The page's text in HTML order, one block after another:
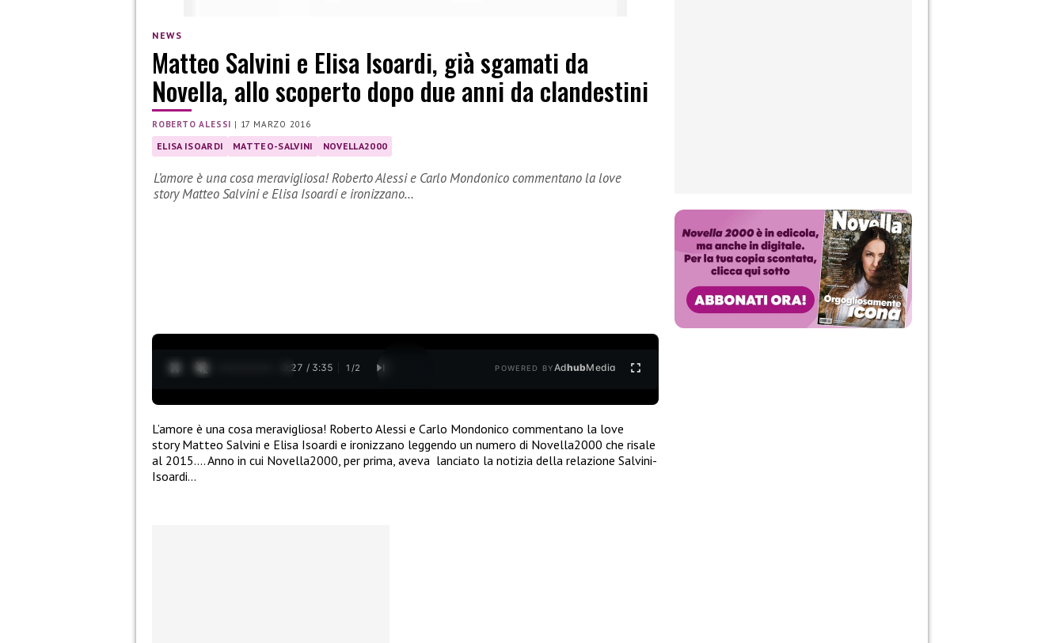
NEWS
Matteo Salvini e Elisa Isoardi, già sgamati da
Novella, allo scoperto dopo due anni da clandestini
ROBERTO ALESSI | 17 MARZO 2016
ELISA ISOARDI MATTEO-SALVINI NOVELLA2000
L’amore è una cosa meravigliosa! Roberto Alessi e Carlo Mondonico commentano la love
story Matteo Salvini e Elisa Isoardi e ironizzano…
0:28 / 3:35 1 /2 POWERED BYAdhubMedia
L’amore è una cosa meravigliosa! Roberto Alessi e Carlo Mondonico commentano la love
story Matteo Salvini e Elisa Isoardi e ironizzano leggendo un numero di Novella2000 che risale
al 2015…. Anno in cui Novella2000, per prima, aveva lanciato la notizia della relazione Salvini-
Isoardi…